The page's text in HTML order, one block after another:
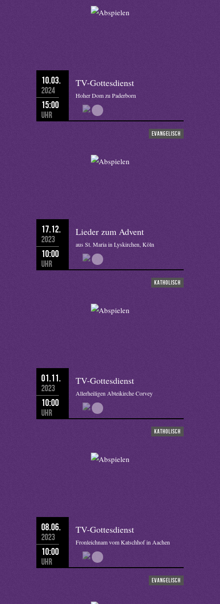
10.03.
2024
15:00
Uhr
TV-Gottesdienst
Hoher Dom zu Paderborn
evangelisch
17.12.
2023
10:00
Uhr
Lieder zum Advent
aus St. Maria in Lyskirchen, Köln
katholisch
01.11.
2023
10:00
Uhr
TV-Gottesdienst
Allerheiligen Abteikirche Corvey
katholisch
08.06.
2023
10:00
Uhr
TV-Gottesdienst
Fronleichnam vom Katschhof in Aachen
evangelisch